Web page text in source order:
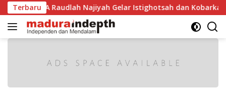
Langsung
ke
konten
Terbaru
RI, MA Raudlah Najiyah Gelar Istighotsah dan Kobarkan